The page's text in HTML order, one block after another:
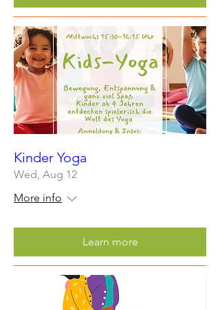
Kinder Yoga
Wed, Aug 12
More info
Learn more